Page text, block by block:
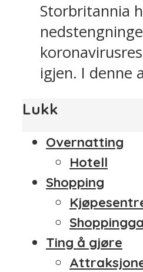
Storbritannia
igjen. I denne
Lukk
Overnatting
Hotell
Shopping
Ting å gjøre